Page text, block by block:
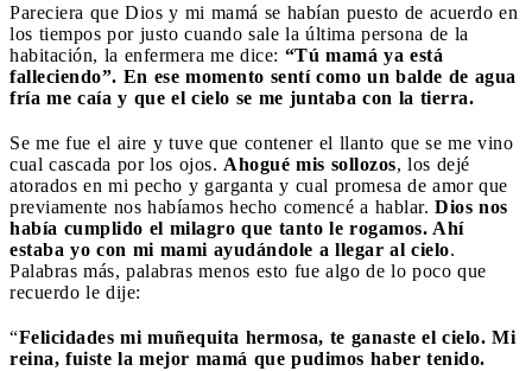
Pareciera que Dios y mi mamá se habían puesto de acuerdo en
los tiempos por justo cuando sale la última persona de la
habitación, la enfermera me dice: “Tú mamá ya está
falleciendo”. En ese momento sentí como un balde de agua
fría me caía y que el cielo se me juntaba con la tierra.
Se me fue el aire y tuve que contener el llanto que se me vino
cual cascada por los ojos. Ahogué mis sollozos, los dejé
atorados en mi pecho y garganta y cual promesa de amor que
previamente nos habíamos hecho comencé a hablar. Dios nos
había cumplido el milagro que tanto le rogamos. Ahí
estaba yo con mi mami ayudándole a llegar al cielo.
Palabras más, palabras menos esto fue algo de lo poco que
recuerdo le dije:
“Felicidades mi muñequita hermosa, te ganaste el cielo. Mi
reina, fuiste la mejor mamá que pudimos haber tenido.